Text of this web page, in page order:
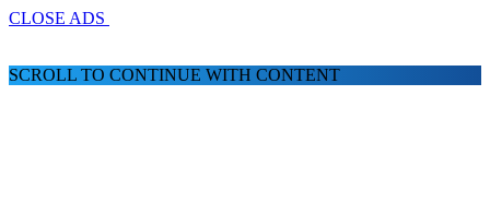
CLOSE ADS
SCROLL TO CONTINUE WITH CONTENT